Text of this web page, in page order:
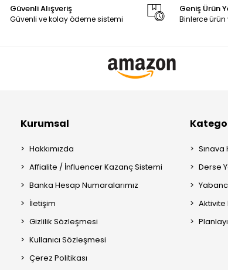
Güvenli Alışveriş
Güvenli ve kolay ödeme sistemi
Geniş Ürün
Binlerce
Kurumsal
Hakkımızda
Affialite / İnfluencer Kazanç Sistemi
Banka Hesap Numaralarımız
İletişim
Gizlilik Sözleşmesi
Kullanıcı Sözleşmesi
Çerez Politikası
Sınava
Derse
Aktivite